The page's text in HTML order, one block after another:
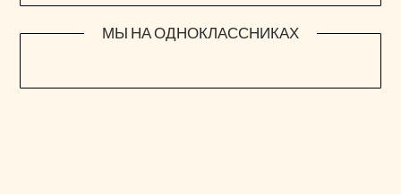
МЫ НА ОДНОКЛАССНИКАХ